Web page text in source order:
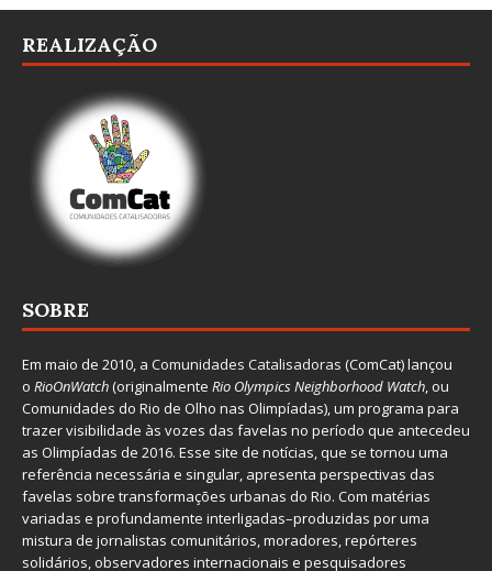
REALIZAÇÃO
SOBRE
Em maio de 2010, a Comunidades Catalisadoras (ComCat) lançou
o RioOnWatch(originalmente Rio Olympics Neighborhood Watch, ou
Comunidades do Rio de Olho nas Olimpíadas), um programa para
trazer visibilidade às vozes das favelas no período que antecedeu
as Olimpíadas de 2016. Esse site de notícias, que se tornou uma
referência necessária e singular, apresenta perspectivas das
favelas sobre transformações urbanas do Rio. Com matérias
variadas e profundamente interligadas–produzidas por uma
mistura de jornalistas comunitários, moradores, repórteres
solidários, observadores internacionais e pesquisadores